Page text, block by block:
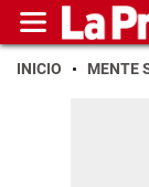
INICIO MENTE